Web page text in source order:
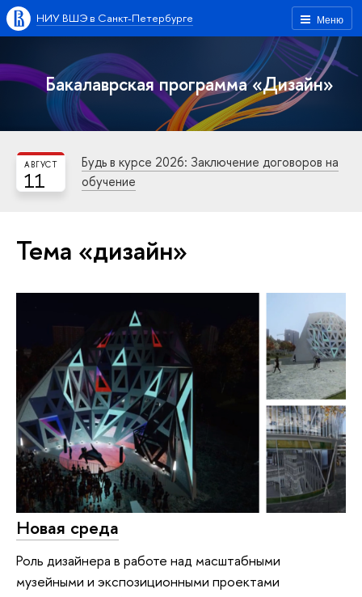
Меню
НИУ ВШЭ в Санкт-Петербурге
Бакалаврская программа «Дизайн»
11
АВГУСТ
Будь в курсе 2026: Заключение договоров на
обучение
Тема «дизайн»
Новая среда
Роль дизайнера в работе над масштабными
музейными и экспозиционными проектами